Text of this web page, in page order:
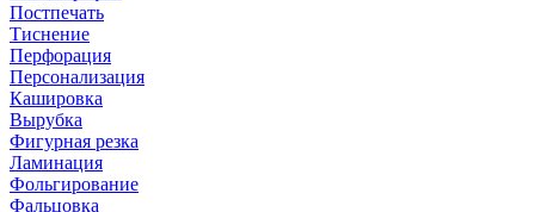
Постпечать
Тиснение
Перфорация
Персонализация
Кашировка
Вырубка
Фигурная резка
Ламинация
Фольгирование
Фальцовка